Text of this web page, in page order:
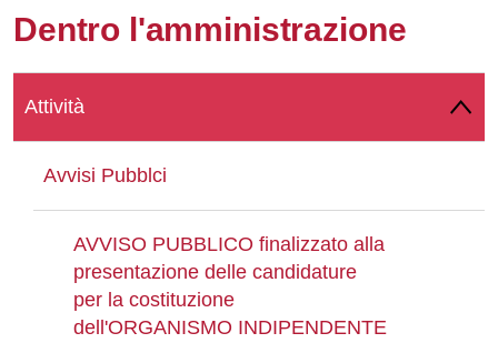
Dentro l'amministrazione
Attività
Avvisi Pubblci
AVVISO PUBBLICO finalizzato alla
presentazione delle candidature
per la costituzione
dell'ORGANISMO INDIPENDENTE